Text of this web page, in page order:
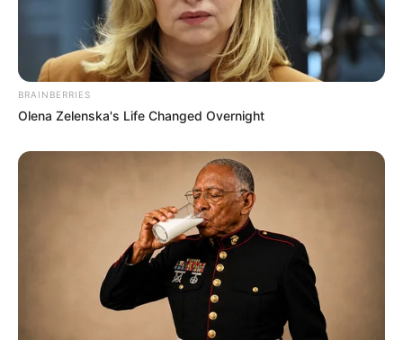
Culkin Cracks Up The Web With His Own Version
Of ‘Home Alone’
BRAINBERRIES
Iconic '90s Entertainment Couples We'll Never
BRAINBERRIES
Olena Zelenska's Life Changed Overnight